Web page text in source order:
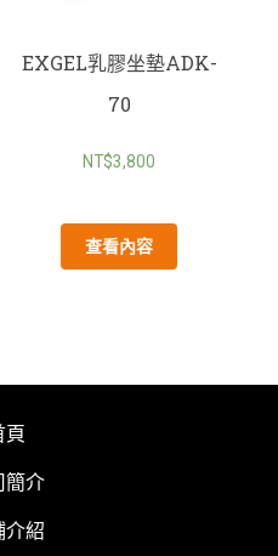
EXGEL乳膠坐墊ADK-
70
NT$3,800
查看內容
頁
簡介
介紹